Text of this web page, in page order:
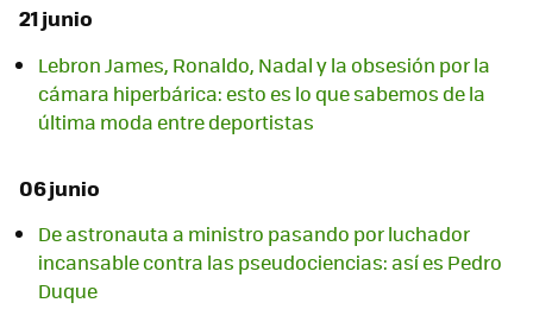
21 junio
Lebron James, Ronaldo, Nadal y la obsesión por la
cámara hiperbárica: esto es lo que sabemos de la
última moda entre deportistas
06 junio
De astronauta a ministro pasando por luchador
incansable contra las pseudociencias: así es Pedro
Duque